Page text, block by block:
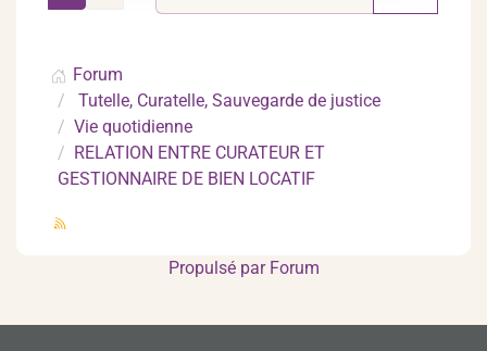
Forum
Tutelle, Curatelle, Sauvegarde de justice
Vie quotidienne
RELATION ENTRE CURATEUR ET
GESTIONNAIRE DE BIEN LOCATIF
Propulsé par Forum